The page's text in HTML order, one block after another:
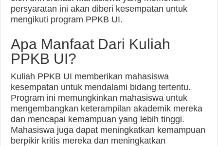
persyaratan ini akan diberi kesempatan untuk
mengikuti program PPKB UI.
Apa Manfaat Dari Kuliah
PPKB UI?
Kuliah PPKB UI memberikan mahasiswa
kesempatan untuk mendalami bidang tertentu.
Program ini memungkinkan mahasiswa untuk
mengembangkan keterampilan akademik mereka
dan mencapai kemampuan yang lebih tinggi.
Mahasiswa juga dapat meningkatkan kemampuan
berpikir kritis mereka dan meningkatkan